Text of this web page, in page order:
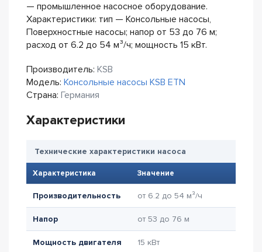
— промышленное насосное оборудование.
Характеристики: тип — Консольные насосы,
Поверхностные насосы; напор от 53 до 76 м;
расход от 6.2 до 54 м³/ч; мощность 15 кВт.
Производитель: KSB
Модель: Консольные насосы KSB ETN
Страна: Германия
Характеристики
Технические характеристики насоса
Характеристика Значение
Производительность от 6.2 до 54 м³/ч
Напор от 53 до 76 м
Мощность двигателя 15 кВт